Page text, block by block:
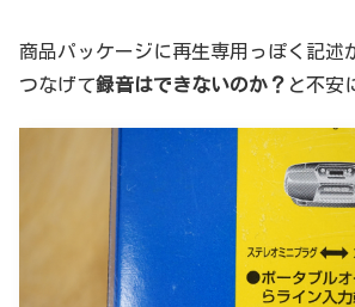
商品パッケージに再生専用っぽく記述
つなげて録音はできないのか？ と不安